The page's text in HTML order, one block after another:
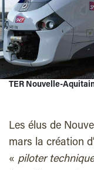
TER Nouvelle-
Les élus de
mars la création
« piloter